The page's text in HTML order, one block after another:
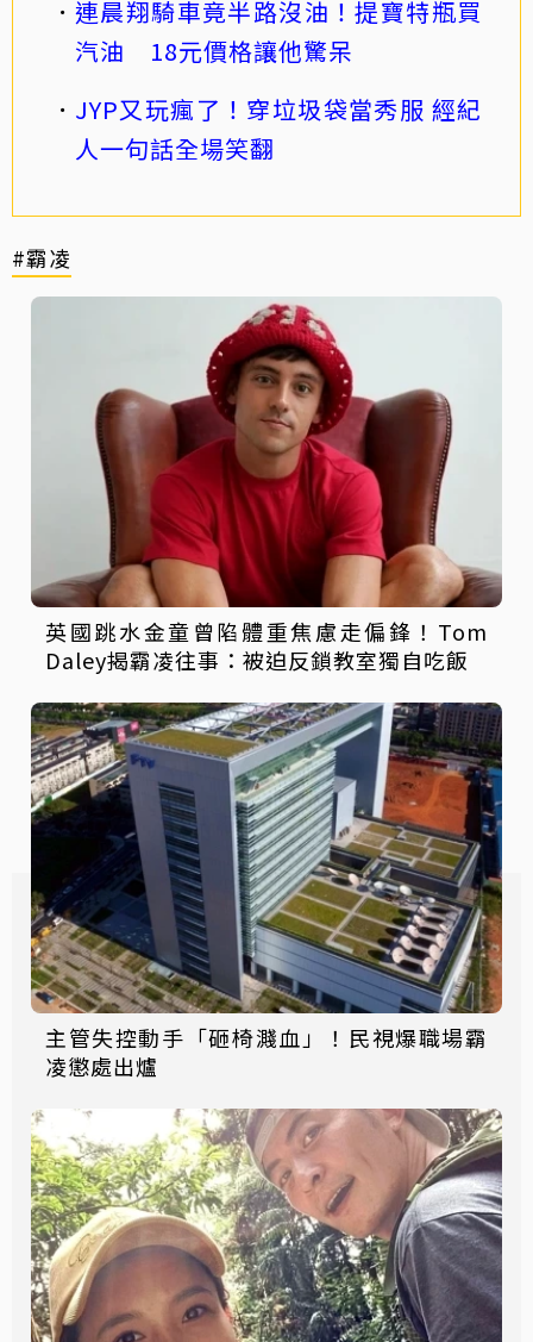
連晨翔騎車竟半路沒油！提寶特瓶買
汽油 18元價格讓他驚呆
JYP又玩瘋了！穿垃圾袋當秀服 經紀
人一句話全場笑翻
#霸凌
英國跳水金童曾陷體重焦慮走偏鋒！Tom
Daley揭霸凌往事：被迫反鎖教室獨自吃飯
主管失控動手「砸椅濺血」！民視爆職場霸
凌懲處出爐